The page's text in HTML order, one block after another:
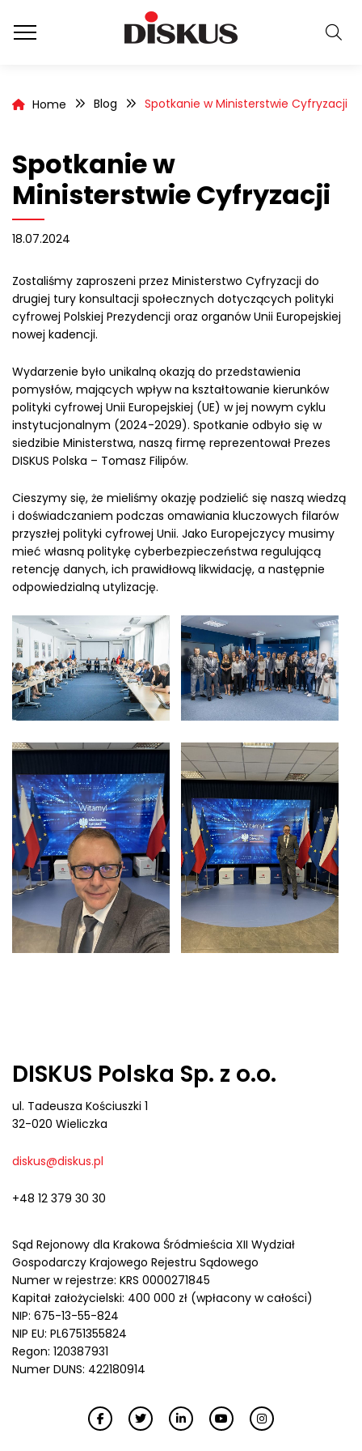
Home Blog Spotkanie w Ministerstwie Cyfryzacji
Spotkanie w
Ministerstwie Cyfryzacji
18.07.2024
Zostaliśmy zaproszeni przez Ministerstwo Cyfryzacji do
drugiej tury konsultacji społecznych dotyczących polityki
cyfrowej Polskiej Prezydencji oraz organów Unii Europejskiej
nowej kadencji.
Wydarzenie było unikalną okazją do przedstawienia
pomysłów, mających wpływ na kształtowanie kierunków
polityki cyfrowej Unii Europejskiej (UE) w jej nowym cyklu
instytucjonalnym (2024-2029). Spotkanie odbyło się w
siedzibie Ministerstwa, naszą firmę reprezentował Prezes
DISKUS Polska – Tomasz Filipów.
Cieszymy się, że mieliśmy okazję podzielić się naszą wiedzą
i doświadczaniem podczas omawiania kluczowych filarów
przyszłej polityki cyfrowej Unii. Jako Europejczycy musimy
mieć własną politykę cyberbezpieczeństwa regulującą
retencję danych, ich prawidłową likwidację, a następnie
odpowiedzialną utylizację.
DISKUS Polska Sp. z o.o.
ul. Tadeusza Kościuszki 1
32-020 Wieliczka
diskus@diskus.pl
+48 12 379 30 30
Sąd Rejonowy dla Krakowa Śródmieścia XII Wydział
Gospodarczy Krajowego Rejestru Sądowego
Numer w rejestrze: KRS 0000271845
Kapitał założycielski: 400 000 zł (wpłacony w całości)
NIP: 675-13-55-824
NIP EU: PL6751355824
Regon: 120387931
Numer DUNS: 422180914